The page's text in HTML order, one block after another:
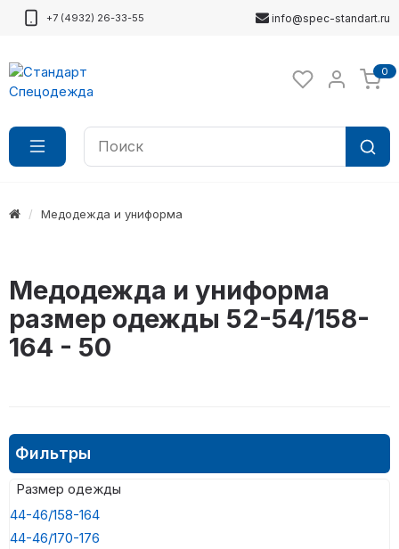
+7 (4932) 26-33-55 info@spec-standart.ru
0
Медодежда и униформа
Медодежда и униформа
размер одежды 52-54/158-
164 - 50
Фильтры
Размер одежды
44-46/158-164
44-46/170-176